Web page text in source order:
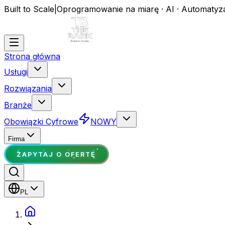
Built to Scale Oprogramowanie na miarę · AI ·
Strona główna
Usługi
Rozwiązania
Branże
Obowiązki Cyfrowe
NOWY
Firma
ZAPYTAJ O OFERTĘ
PL